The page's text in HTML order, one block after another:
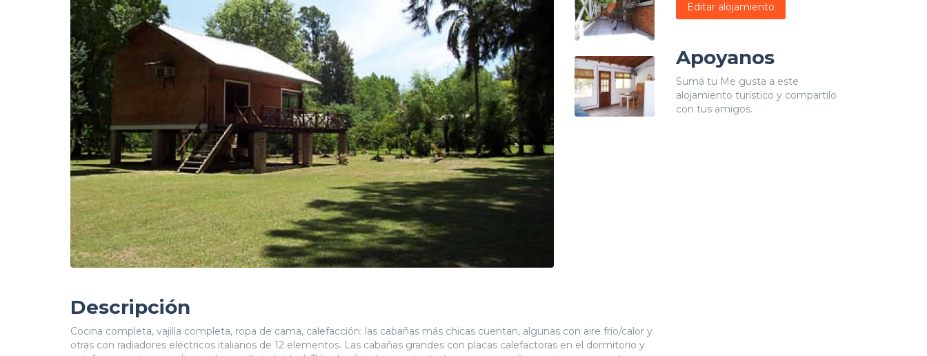
Descripción
Cocina completa, vajilla completa, ropa de cama, calefacción: las cabañas más chicas cuentan, algunas con aire frío/calor y
otras con radiadores eléctricos italianos de 12 elementos. Las cabañas grandes con placas calefactoras en el dormitorio y
Editar alojamiento
Apoyanos
Sumá tu Me gusta a este
alojamiento turístico y compartilo
con tus amigos.